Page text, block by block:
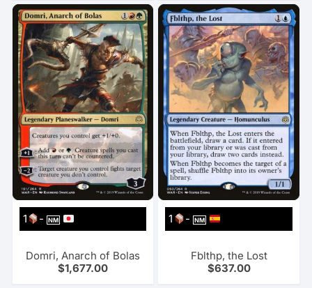
1 -NM
Domri, Anarch of Bolas
$1,677.00
1 - NM
Fblthp, the Lost
$637.00